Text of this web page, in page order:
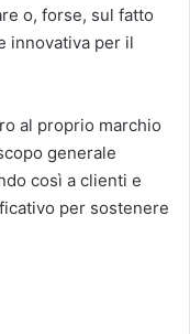
o, forse, sul fatto
innovativa per il
al proprio marchio
generale
così a clienti e
per sostenere